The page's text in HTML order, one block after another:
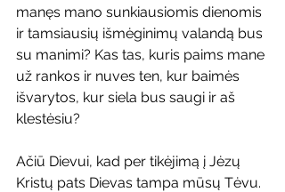
manęs mano sunkiausiomis dienomis
ir tamsiausių išmėginimų valandą bus
su manimi? Kas tas, kuris paims mane
už rankos ir nuves ten, kur baimės
išvarytos, kur siela bus saugi ir aš
klestėsiu?
Ačiū Dievui, kad per tikėjimą į Jėzų
Kristų pats Dievas tampa mūsų Tėvu.